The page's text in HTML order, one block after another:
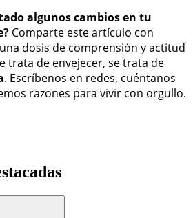
algunos cambios en tu
Comparte este artículo con
dosis de comprensión y actitud
trata de envejecer, se trata de
. Escríbenos en redes, cuéntanos
razones para vivir con orgullo.